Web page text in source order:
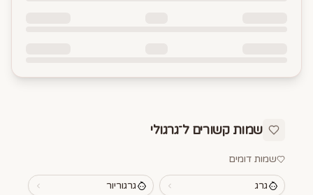
שמות קשורים ל־גרגולי
שמות דומים
גרג גרגוריור